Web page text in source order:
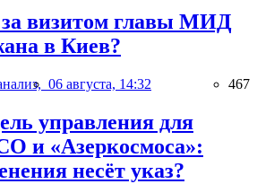
за визитом главы МИД
в Киев?
06 августа, 14:32 467
управления для
и «Азеркосмоса»:
несёт указ?